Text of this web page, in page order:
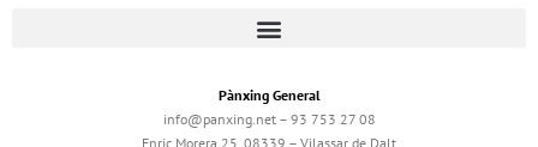
Pànxing General
info@panxing.net – 93 753 27 08
Enric Morera 25, 08339 – Vilassar de Dalt